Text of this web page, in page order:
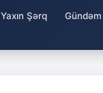
Yaxın Şərq Gündəm